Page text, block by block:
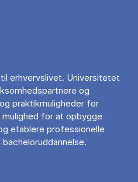
erhvervslivet. Universitetet
og
praktikmuligheder for
for at opbygge
etablere professionelle